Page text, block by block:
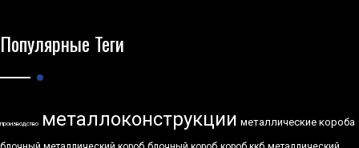
Популярные Теги
производство металлоконструкции металлические короба